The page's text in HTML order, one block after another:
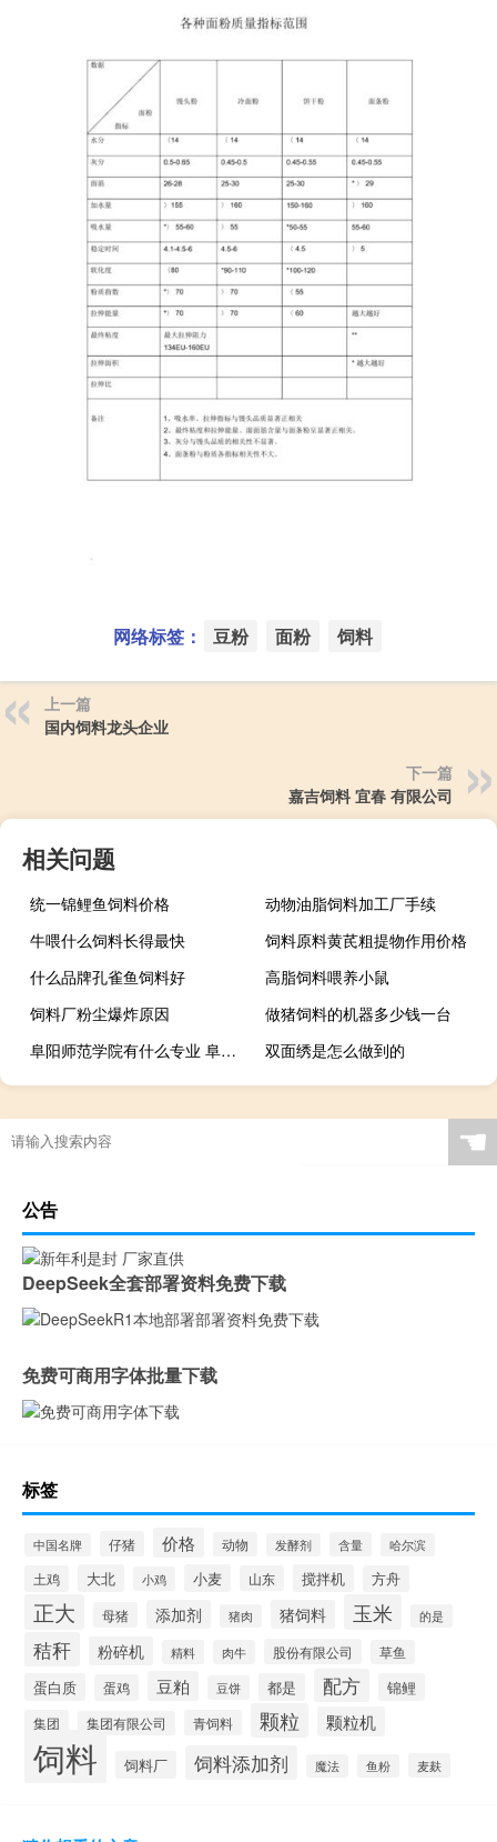
网络标签： 豆粉 面粉 饲料
上一篇
国内饲料龙头企业
下一篇
嘉吉饲料 宜春 有限公司
相关问题
统一锦鲤鱼饲料价格
动物油脂饲料加工厂手续
牛喂什么饲料长得最快
饲料原料黄芪粗提物作用价格
什么品牌孔雀鱼饲料好
高脂饲料喂养小鼠
饲料厂粉尘爆炸原因
做猪饲料的机器多少钱一台
阜阳师范学院有什么专业 阜阳师范学院什么专业好
双面绣是怎么做到的
☚
公告
DeepSeek全套部署资料免费下载
免费可商用字体批量下载
标签
中国名牌 仔猪 价格 动物 发酵剂 含量 哈尔滨
土鸡 大北 小鸡 小麦 山东 搅拌机 方舟
正大 母猪 添加剂 猪肉 猪饲料 玉米 的是
秸秆 粉碎机 精料 肉牛 股份有限公司 草鱼
蛋白质 蛋鸡 豆粕 豆饼 都是 配方 锦鲤
集团 集团有限公司 青饲料 颗粒 颗粒机
饲料 饲料厂 饲料添加剂 魔法 鱼粉 麦麸